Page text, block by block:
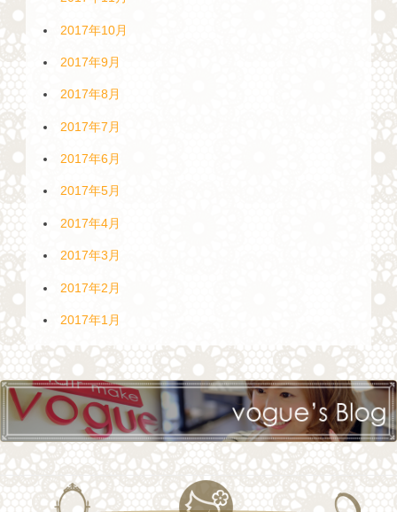
2017年10月
2017年9月
2017年8月
2017年7月
2017年6月
2017年5月
2017年4月
2017年3月
2017年2月
2017年1月